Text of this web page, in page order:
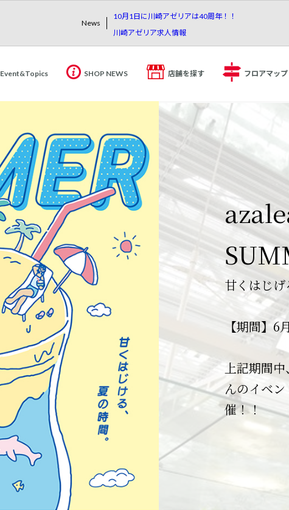
News
10月1日に川崎アゼリアは40周年！！
川崎アゼリア求人情報
Event&Topics SHOP NEWS 店舗を探す フロアマップ
10月
は40
川崎アゼリ
40周年を
これまで
そしてア
日頃の感謝
キャンペー
川崎のま
甘くはじげ
【期間】
上記期間
んのイベ
催！！
川崎
川崎アゼリ
JR川崎駅
きる便利
商業施設
詳細は求
休業
日頃より
ございます
8月24日
※ATM及
※街内通
※駐車場は
川崎
ご案
川崎アゼ
ご覧いただ
【物販/サ
一部店舗は
ております
アゼ
規会
入会金・
お買い物
チャージ
ポイント
【重
知ら
日頃より当
うござい
天候の急
予告なく
以下の閉
願い申し上
～地下駐車
・川崎市
・駐車場